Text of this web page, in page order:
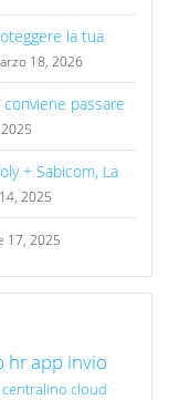
la tua
18, 2026
passare
+ Sabicom, La
2025
17, 2025
hrapp invio
centralino cloud